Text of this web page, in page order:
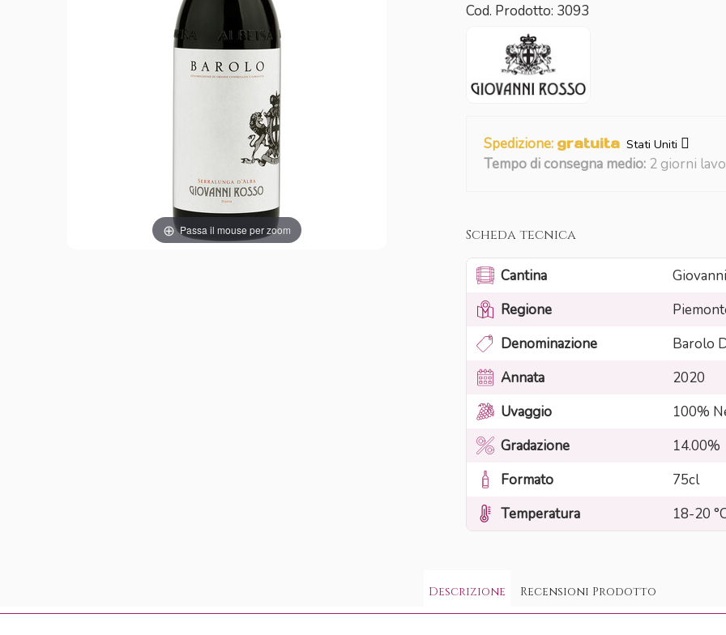
Passa il mouse per zoom
Cod. Prodotto: 3093
Spedizione: gratuita Stati Uniti
Tempo di consegna medio: 2 giorni
Scheda tecnica
Cantina
Regione
Denominazione
Barolo
Annata
2020
Uvaggio
100%
Gradazione
14.00%
Formato
75cl
Temperatura
18-20
Descrizione Recensioni Prodotto